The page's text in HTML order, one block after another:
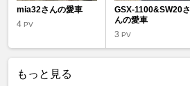
mia32さんの愛車
4 PV
GSX-1100&SW20さ
んの愛車
3PV
もっと見る